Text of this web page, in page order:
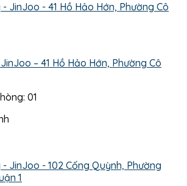
– 41 Hồ Hảo Hớn, Phường Cô
01